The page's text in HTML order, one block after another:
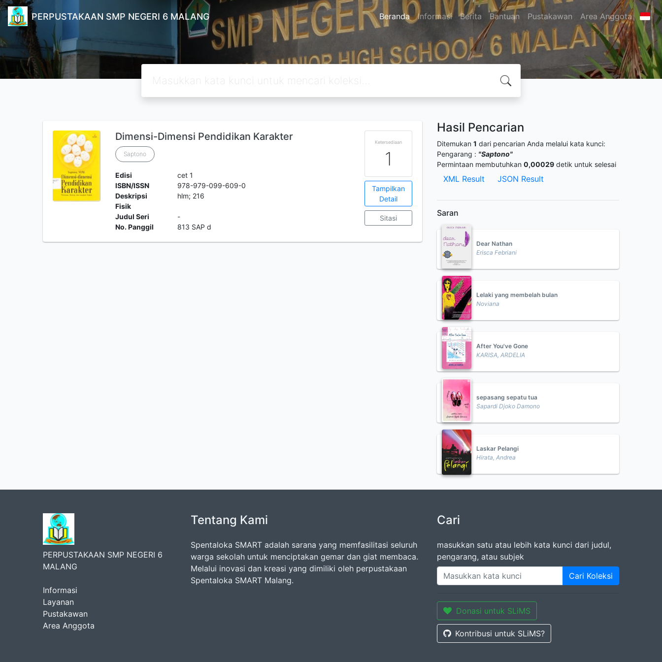
PERPUSTAKAAN SMP NEGERI 6 MALANG Beranda Informasi Berita Bantuan Pustakawan Area Anggota
Dimensi-Dimensi Pendidikan Karakter
Saptono
Edisi
cet 1
ISBN/ISSN
978-979-099-609-0
Deskripsi
Fisik
hlm; 216
Judul Seri
-
No. Panggil
813 SAP d
Ketersediaan
1
Tampilkan
Detail
Sitasi
Hasil Pencarian
Ditemukan 1 dari pencarian Anda melalui kata kunci:
Pengarang : "Saptono"
Permintaan membutuhkan 0,00029 detik untuk selesai
XML Result JSON Result
Saran
Dear Nathan
Erisca Febriani
Lelaki yang membelah bulan
Noviana
After You've Gone
KARISA, ARDELIA
sepasang sepatu tua
Sapardi Djoko Damono
Laskar Pelangi
Hirata, Andrea
PERPUSTAKAAN SMP NEGERI 6
MALANG
Informasi
Layanan
Pustakawan
Area Anggota
Tentang Kami
Spentaloka SMART adalah sarana yang memfasilitasi seluruh
warga sekolah untuk menciptakan gemar dan giat membaca.
Melalui inovasi dan kreasi yang dimiliki oleh perpustakaan
Spentaloka SMART Malang.
Cari
masukkan satu atau lebih kata kunci dari judul,
pengarang, atau subjek
Cari Koleksi
Donasi untuk SLiMS
Kontribusi untuk SLiMS?